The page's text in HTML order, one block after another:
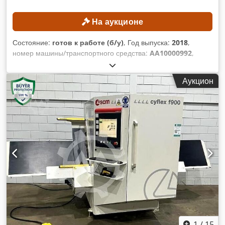
Маркировка CE
На аукционе
Состояние: готов к работе (б/у), Год выпуска: 2018,
номер машины/транспортного средства: AA10000992,
полностью работоспособен
ТЕХНИЧЕСКИЕ ХАРАКТЕРИСТИКИ Длина стола: 5020 мм
Ширина стола: 1380 мм Рабочая область по оси X: 5020 мм
Рабочая область по оси Y: 1300 мм Рабочая область по оси
Z: 250 мм Ход по оси X: 5400 мм Ход по оси Y: 1650 мм Ход
по оси Z: 450 мм Векторная скорость по осям X/Y: 35 м/мин
Максимальная скорость по оси X: 25 м/мин (?) Скорость
быстрого перемещения по оси X: 90 м/мин (?)
Максимальная скорость по оси Y: 90 м/мин Максимальная
скорость по оси Z: 30 м/мин Количество фрезерных
головок: 2 шт. Система крепления инструмента: HSK-F63
Фрезерная головка 1 Управляемые оси: 3 шт. Частота
вращения шпинделя: 6000–18000 об/мин Dwsdpfx
Ajzrmqkjkiea Мощность главного двигателя: 15 кВт
Фрезерная головка 2 Управляемые оси: 3 шт. Частота
вращения шпинделя: 600–24000 об/мин Мощность
Аукцион